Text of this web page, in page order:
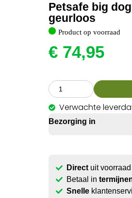
Petsafe big
geurloos
Product op voorraad
€74,95
Verwachte
Bezorging in
Direct uit
Betaal in
Snelle